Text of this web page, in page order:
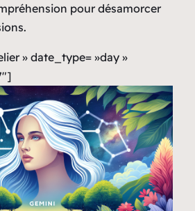
pour désamorcer
» date_type= »day »